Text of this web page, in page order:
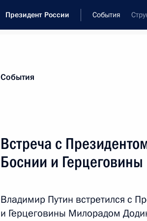
Президент России События
Новости
Поздравление руководству ФРГ с
События
Встреча с
Боснии и
Владимир Путин встретился с
и Герцеговины Милорадом